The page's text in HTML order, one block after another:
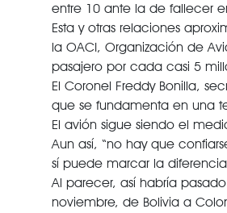
entre 10 ante la de fallecer
Esta y otras relaciones
la OACI, Organización de
pasajero por cada casi 5
El Coronel Freddy Bonilla,
que se fundamenta en una
El avión sigue siendo el
Aun así, “no hay que
sí puede marcar la
Al parecer, así habría
noviembre, de Bolivia a